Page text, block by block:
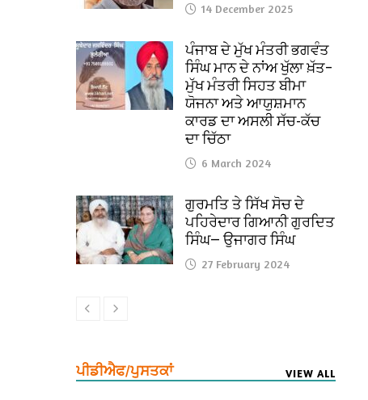
14 December 2025
ਪੰਜਾਬ ਦੇ ਮੁੱਖ ਮੰਤਰੀ ਭਗਵੰਤ
ਸਿੰਘ ਮਾਨ ਦੇ ਨਾਂਅ ਖੁੱਲਾ ਖ਼ੱਤ–
ਮੁੱਖ ਮੰਤਰੀ ਸਿਹਤ ਬੀਮਾ
ਯੋਜਨਾ ਅਤੇ ਆਯੁਸ਼ਮਾਨ
ਕਾਰਡ ਦਾ ਅਸਲੀ ਸੱਚ-ਕੱਚ
ਦਾ ਚਿੱਠਾ
6 March 2024
ਗੁਰਮਤਿ ਤੇ ਸਿੱਖ ਸੋਚ ਦੇ
ਪਹਿਰੇਦਾਰ ਗਿਆਨੀ ਗੁਰਦਿਤ
ਸਿੰਘ— ਉਜਾਗਰ ਸਿੰਘ
27 February 2024
ਪੀਡੀਐਫ/ਪੁਸਤਕਾਂ VIEW ALL